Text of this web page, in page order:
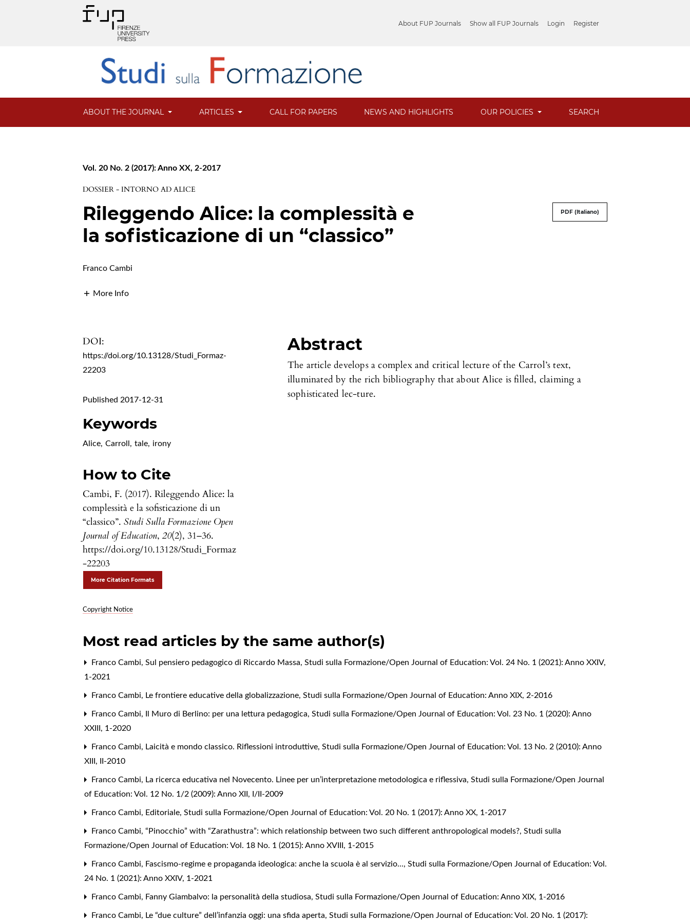
About FUP Journals Show all FUP Journals Login Register
ABOUT THE JOURNAL ARTICLES CALL FOR PAPERS NEWS AND HIGHLIGHTS OUR POLICIES SEARCH
Vol. 20 No. 2 (2017): Anno XX, 2-2017
DOSSIER - INTORNO AD ALICE
Rileggendo Alice: la complessità e
la sofisticazione di un “classico”
PDF (Italiano)
Franco Cambi
More Info
DOI:
https://doi.org/10.13128/Studi_Formaz-
22203
Published 2017-12-31
Keywords
Alice, Carroll , tale, irony
How to Cite
Cambi, F. (2017). Rileggendo Alice: la
complessità e la sofisticazione di un
“classico”.Studi Sulla Formazione Open
Journal of Education,20(2), 31–36.
https://doi.org/10.13128/Studi_Formaz
-22203
More Citation Formats
Copyright Notice
Abstract
The article develops a complex and critical lecture of the Carrol’s text,
illuminated by the rich bibliography that about Alice is filled, claiming a
sophisticated lec-ture.
Most read articles by the same author(s)
Franco Cambi,Sul pensiero pedagogico di Riccardo Massa,Studi sulla Formazione/Open Journal of Education: Vol. 24 No. 1 (2021): Anno XXIV,
1-2021
Franco Cambi, Le frontiere educative della globalizzazione,Studi sulla Formazione/Open Journal of Education: Anno XIX, 2-2016
Franco Cambi, Il Muro di Berlino: per una lettura pedagogica,Studi sulla Formazione/Open Journal of Education: Vol. 23 No. 1 (2020): Anno
XXIII, 1-2020
Franco Cambi, Laicità e mondo classico. Riflessioni introduttive,Studi sulla Formazione/Open Journal of Education: Vol. 13 No. 2 (2010): Anno
XIII, II-2010
Franco Cambi, La ricerca educativa nel Novecento. Linee per un’interpretazione metodologica e riflessiva,Studi sulla Formazione/Open Journal
of Education: Vol. 12 No. 1/2 (2009): Anno XII, I/II-2009
Franco Cambi, Editoriale,Studi sulla Formazione/Open Journal of Education: Vol. 20 No. 1 (2017): Anno XX, 1-2017
Franco Cambi,“Pinocchio” with “Zarathustra”: which relationship between two such different anthropological models?,Studi sulla
Formazione/Open Journal of Education: Vol. 18 No. 1 (2015): Anno XVIII, 1-2015
Franco Cambi, Fascismo-regime e propaganda ideologica: anche la scuola è al servizio...,Studi sulla Formazione/Open Journal of Education: Vol.
24 No. 1 (2021): Anno XXIV, 1-2021
Franco Cambi, Fanny Giambalvo: la personalità della studiosa,Studi sulla Formazione/Open Journal of Education: Anno XIX, 1-2016
Franco Cambi, Le “due culture” dell’infanzia oggi: una sfida aperta,Studi sulla Formazione/Open Journal of Education: Vol. 20 No. 1 (2017):